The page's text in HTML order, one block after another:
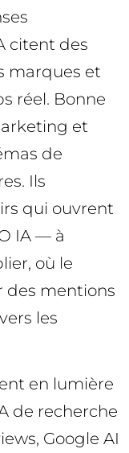
citent des
marques et
réel. Bonne
et
de
Ils
qui ouvrent
IA — à
où le
des mentions
les
en lumière
de recherche
Google AI